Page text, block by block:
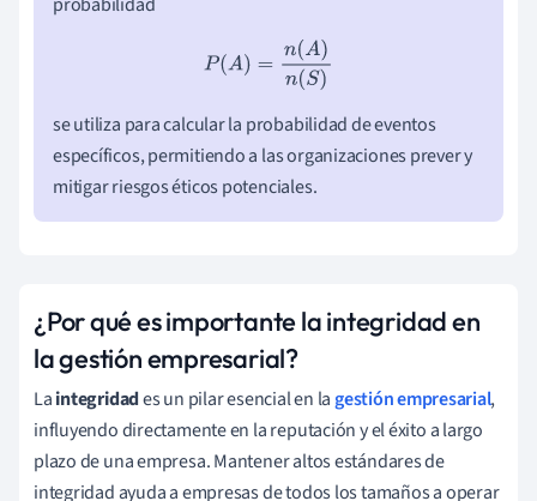
P( A)= n(A )n(S)
se utiliza para calcular la probabilidad de eventos
específicos, permitiendo a las organizaciones prever y
mitigar riesgos éticos potenciales.
¿Por qué es importante la integridad en
la gestión empresarial?
Laintegridades un pilar esencial en la gestión empresarial,
influyendo directamente en la reputación y el éxito a largo
plazo de una empresa. Mantener altos estándares de
integridad ayuda a empresas de todos los tamaños a operar